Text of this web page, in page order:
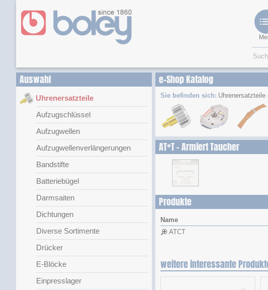
Auswahl
Uhrenersatzteile
Aufzugschlüssel
Aufzugwellen
Aufzugwellenverlängerungen
Bandstifte
Batteriebügel
Darmsaiten
Dichtungen
Diverse Sortimente
Drücker
E-Blöcke
Einpresslager
e-Shop Katalog
Sie befinden sich: Uhrenersatzteile
AT*T - Armiert Taucher
Produkte
Name
ATCT
weitere interessante